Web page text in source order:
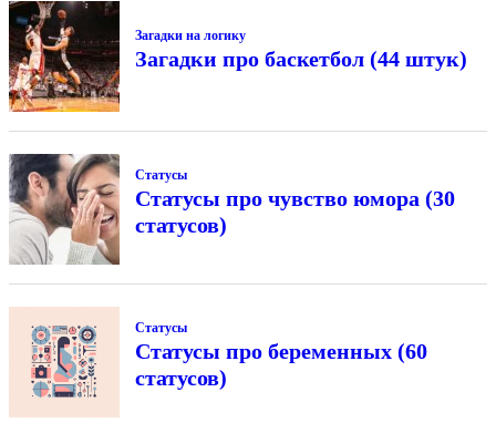
Загадки на логику
Загадки про баскетбол (44 штук)
Статусы
Статусы про чувство юмора (30
статусов)
Статусы
Статусы про беременных (60
статусов)